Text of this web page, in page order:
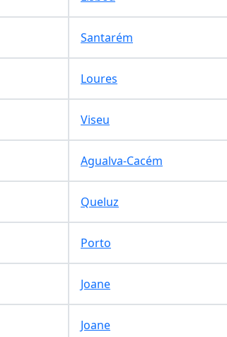
Santarém
Loures
Viseu
Agualva-Cacém
Queluz
Porto
Joane
Joane